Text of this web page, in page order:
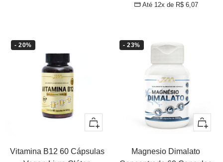
promocional
Até 12x de R$ 6,07
- 20%
Adicionar
Vitamina B12 60 Cápsulas
- 23%
Magnesio Dimalato